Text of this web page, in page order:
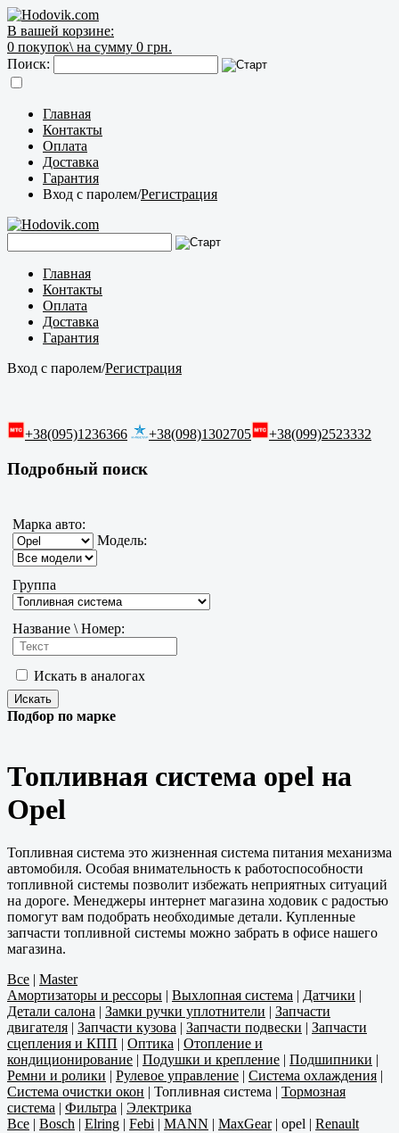
В вашей корзине:
0 покупок\ на сумму 0 грн.
Поиск:
Главная
Контакты
Оплата
Доставка
Гарантия
Вход с паролем/Регистрация
Главная
Контакты
Оплата
Доставка
Гарантия
Вход с паролем/Регистрация
+38(095)1236366 +38(098)1302705 +38(099)2523332
Подробный поиск
Марка авто:
Модель:
Группа
Название \ Номер:
Искать в аналогах
Подбор по марке
Топливная система opel на
Opel
Топливная система это жизненная система питания механизма
автомобиля. Особая внимательность к работоспособности
топливной системы позволит избежать неприятных ситуаций
на дороге. Менеджеры интернет магазина ходовик с радостью
помогут вам подобрать необходимые детали. Купленные
запчасти топливной системы можно забрать в офисе нашего
магазина.
Все | Master
Амортизаторы и рессоры | Выхлопная система | Датчики |
Детали салона | Замки ручки уплотнители | Запчасти
двигателя | Запчасти кузова | Запчасти подвески | Запчасти
сцепления и КПП | Оптика | Отопление и
кондиционирование | Подушки и крепление | Подшипники |
Ремни и ролики | Рулевое управление | Система охлаждения |
Система очистки окон | Топливная система | Тормозная
система | Фильтра | Электрика
Все | Bosch | Elring | Febi | MANN | MaxGear| opel | Renault